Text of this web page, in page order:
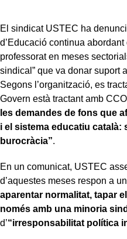
El sindicat USTEC ha
d’Educació continua
professorat en meses
sindical” que va donar suport
Segons l’organització, es
Govern està tractant amb
les demandes de fons que
i el sistema educatiu català:
burocràcia”.
En un comunicat, USTEC
d’aquestes meses respon a
aparentar normalitat, tapar
només amb una minoria
d’“irresponsabilitat política